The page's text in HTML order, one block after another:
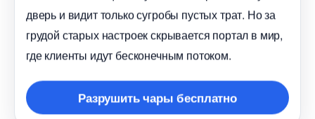
дверь и видит только сугробы пустых трат. Но за
рудой старых настроек скрывается портал в мир,
де клиенты идут бесконечным потоком.
Разрушить чары бесплатно